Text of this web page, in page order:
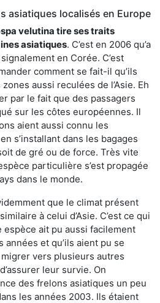
asiatiques localisés en Europe
velutina tire ses traits
asiatiques. C’est en 2006 qu’a
en Corée. C’est
comment se fait-il qu’ils
aussi reculées de l’Asie. Eh
par le fait que des passagers
sur les côtes européennes. Il
aient aussi connu les
s’installant dans les bagages
de gré ou de force. Très vite
particulière s’est propagée
dans le monde.
que le climat présent
à celui d’Asie. C’est ce qui
ait pu aussi facilement
années et qu’ils aient pu se
vers plusieurs autres
leur survie. On
des frelons asiatiques un peu
les années 2003. Ils étaient